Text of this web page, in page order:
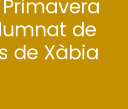
de
de Xàbia